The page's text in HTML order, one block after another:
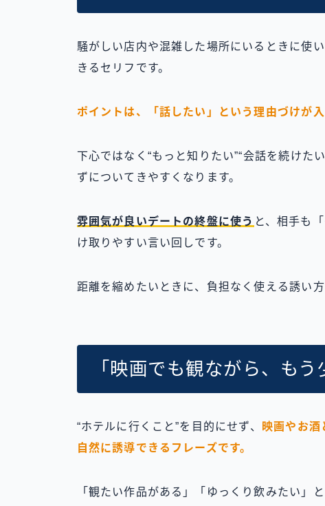
騒がしい店内や混雑した場所にいるときに使
きるセリフです。
ポイントは、「話したい」という理由づけが入
下心ではなく“もっと知りたい”“会話を続けた
ずについてきやすくなります。
雰囲気が良いデートの終盤に使う と、相手も
け取りやすい言い回しです。
距離を縮めたいときに、負担なく使える誘い方
「映画でも観ながら、もう
“ホテルに行くこと”を目的にせず、
映画やお酒
自然に誘導できるフレーズです。
「観たい作品がある」「ゆっくり飲みたい」